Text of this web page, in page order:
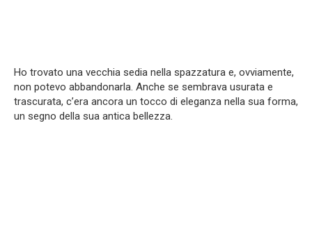
Ho trovato una vecchia sedia nella spazzatura e, ovviamente,
non potevo abbandonarla. Anche se sembrava usurata e
trascurata, c’era ancora un tocco di eleganza nella sua forma,
un segno della sua antica bellezza.